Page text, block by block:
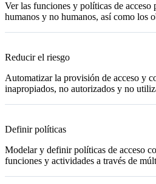
Ver las funciones y políticas de acceso
humanos y no humanos, así como los
Reducir el riesgo
Automatizar la provisión de acceso y
inapropiados, no autorizados y no
Definir políticas
Modelar y definir políticas de acceso
funciones y actividades a través de